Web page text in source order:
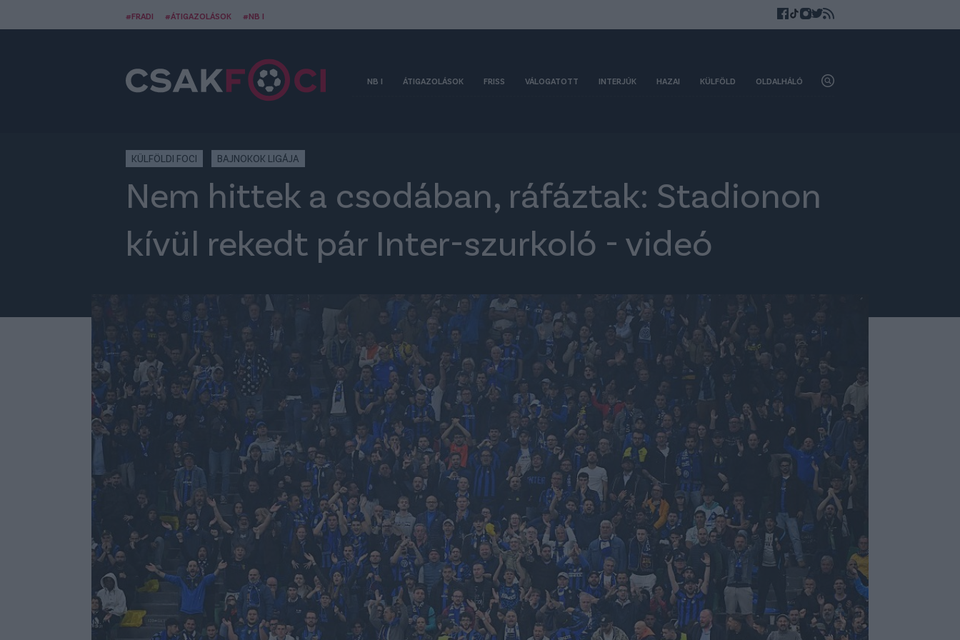
#FRADI #ÁTIGAZOLÁSOK #NB I
NB I ÁTIGAZOLÁSOK FRISS VÁLOGATOTT INTERJÚK HAZAI KÜLFÖLD OLDALHÁLÓ
KÜLFÖLDI FOCI BAJNOKOK LIGÁJA
Nem hittek a csodában, ráfáztak: Stadionon
kívül rekedt pár Inter-szurkoló - videó